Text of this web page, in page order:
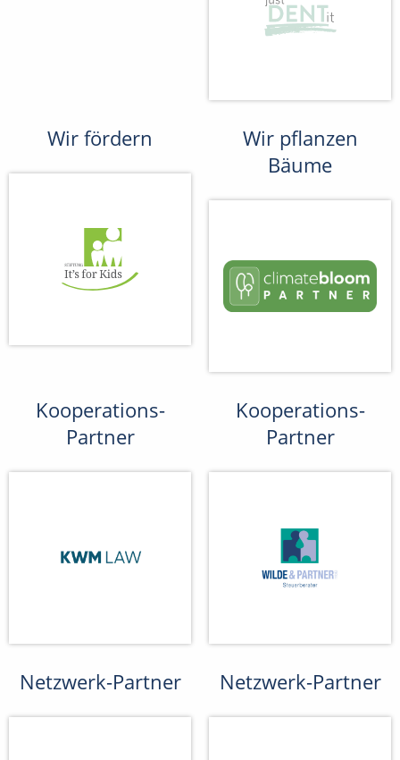
Wir fördern
Wir pflanzen
Bäume
Kooperations-
Partner
Kooperations-
Partner
Netzwerk-Partner Netzwerk-Partner